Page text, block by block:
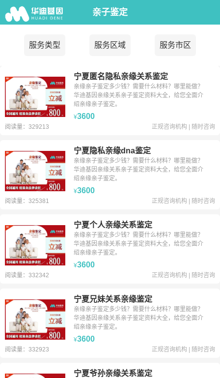
亲子鉴定
服务类型 服务区域 服务市区
宁夏匿名隐私亲缘关系鉴定
亲缘亲子鉴定多少钱？需要什么材料？哪里能做？
华迪基因亲缘关系亲子鉴定资料大全，给您全面介
绍亲缘亲子鉴定。
¥3600
阅读量：329213 正规咨询机构 随时咨询
宁夏隐私亲缘dna鉴定
亲缘亲子鉴定多少钱？需要什么材料？哪里能做？
华迪基因亲缘关系亲子鉴定资料大全，给您全面介
绍亲缘亲子鉴定。
¥3600
阅读量：325381 正规咨询机构 随时咨询
宁夏个人亲缘关系鉴定
亲缘亲子鉴定多少钱？需要什么材料？哪里能做？
华迪基因亲缘关系亲子鉴定资料大全，给您全面介
绍亲缘亲子鉴定。
¥3600
阅读量：332342 正规咨询机构 随时咨询
宁夏兄妹关系亲缘鉴定
亲缘亲子鉴定多少钱？需要什么材料？哪里能做？
华迪基因亲缘关系亲子鉴定资料大全，给您全面介
绍亲缘亲子鉴定。
¥3600
阅读量：332923 正规咨询机构 随时咨询
宁夏爷孙亲缘关系鉴定